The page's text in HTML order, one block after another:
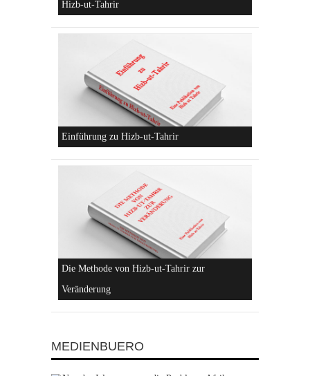
Hizb-ut-Tahrir
Einführung zu Hizb-ut-Tahrir
Die Methode von Hizb-ut-Tahrir zur
Veränderung
MEDIENBUERO